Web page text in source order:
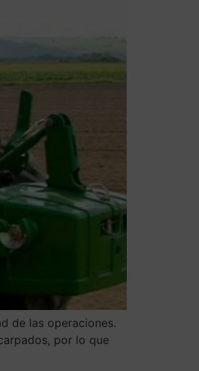
de las operaciones.
por lo que
de cookies RGPD